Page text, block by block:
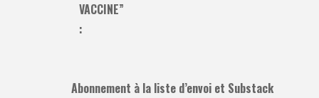
VACCINE”
:
Abonnement à la liste d’envoi et Substack